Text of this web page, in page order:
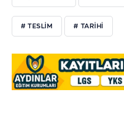
# TESLİM # TARİHİ